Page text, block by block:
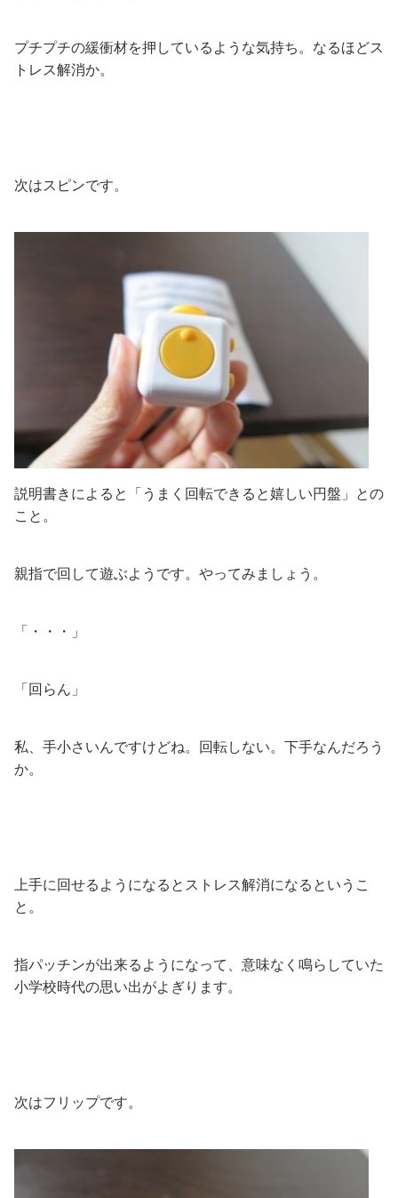
プチプチの緩衝材を押しているような気持ち。なるほどス
トレス解消か。
次はスピンです。
説明書きによると「うまく回転できると嬉しい円盤」との
こと。
親指で回して遊ぶようです。やってみましょう。
「・・・」
「回らん」
私、手小さいんですけどね。回転しない。下手なんだろう
か。
上手に回せるようになるとストレス解消になるというこ
と。
指パッチンが出来るようになって、意味なく鳴らしていた
小学校時代の思い出がよぎります。
次はフリップです。